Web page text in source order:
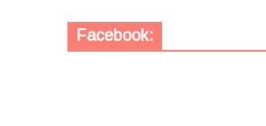
Facebook: